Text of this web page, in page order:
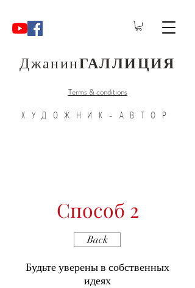
ДжанинГАЛЛИЦИЯ
ХУДОЖНИК-АВТОР
Terms & conditions
Способ 2
Back
Будьте уверены в собственных
идеях